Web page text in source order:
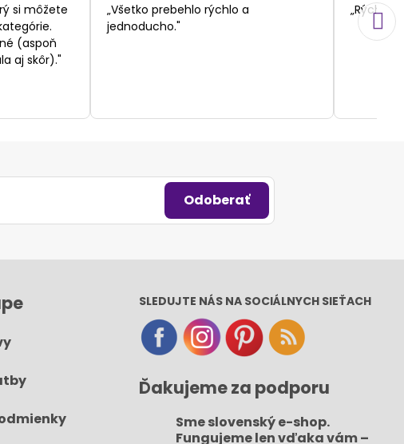
/
5
si môžete
(aspoň
aj skôr)."
„Všetko prebehlo rýchlo a
jednoducho."
Odoberať
SLEDUJTE NÁS NA SOCIÁLNYCH SIEŤACH
Ďakujeme za podporu
Sme slovenský e-shop​.
Fungujeme len vďaka vám –